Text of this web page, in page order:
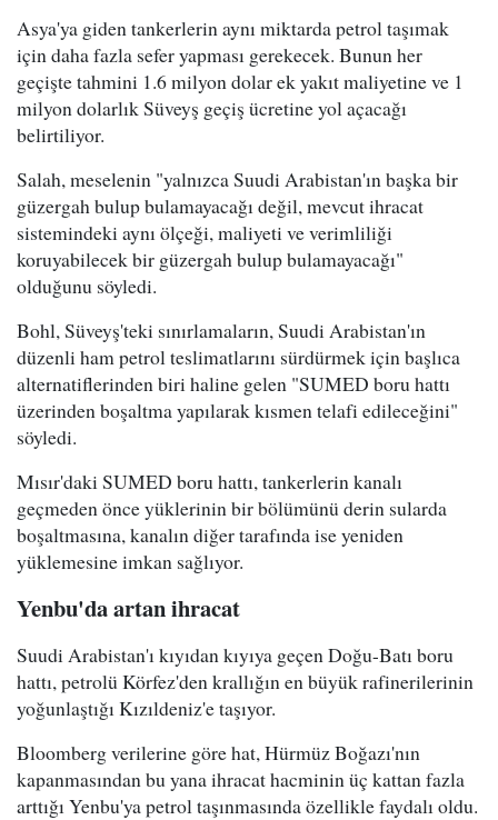
Asya'ya giden tankerlerin aynı miktarda petrol taşımak
için daha fazla sefer yapması gerekecek. Bunun her
geçişte tahmini 1.6 milyon dolar ek yakıt maliyetine ve 1
milyon dolarlık Süveyş geçiş ücretine yol açacağı
belirtiliyor.
Salah, meselenin "yalnızca Suudi Arabistan'ın başka bir
güzergah bulup bulamayacağı değil, mevcut ihracat
sistemindeki aynı ölçeği, maliyeti ve verimliliği
koruyabilecek bir güzergah bulup bulamayacağı"
olduğunu söyledi.
Bohl, Süveyş'teki sınırlamaların, Suudi Arabistan'ın
düzenli ham petrol teslimatlarını sürdürmek için başlıca
alternatiflerinden biri haline gelen "SUMED boru hattı
üzerinden boşaltma yapılarak kısmen telafi edileceğini"
söyledi.
Mısır'daki SUMED boru hattı, tankerlerin kanalı
geçmeden önce yüklerinin bir bölümünü derin sularda
boşaltmasına, kanalın diğer tarafında ise yeniden
yüklemesine imkan sağlıyor.
Yenbu'da artan ihracat
Suudi Arabistan'ı kıyıdan kıyıya geçen Doğu-Batı boru
hattı, petrolü Körfez'den krallığın en büyük rafinerilerinin
yoğunlaştığı Kızıldeniz'e taşıyor.
Bloomberg verilerine göre hat, Hürmüz Boğazı'nın
kapanmasından bu yana ihracat hacminin üç kattan fazla
arttığı Yenbu'ya petrol taşınmasında özellikle faydalı oldu.